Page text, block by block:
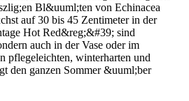
Bl&uuml;ten von Echinacea
auf 30 bis 45 Zentimeter in der
Hot Red&reg;&#39; sind
auch in der Vase oder im
pflegeleichten, winterharten und
den ganzen Sommer &uuml;ber